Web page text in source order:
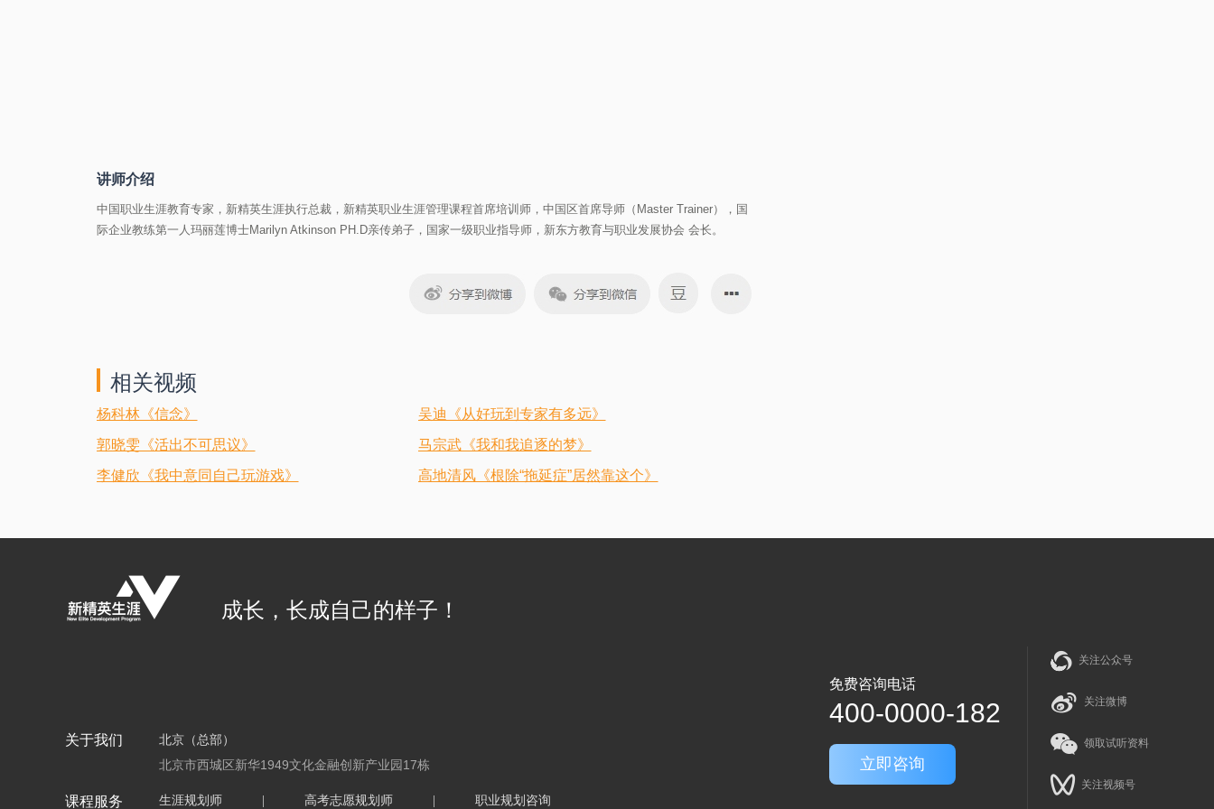
讲师介绍
中国职业生涯教育专家，新精英生涯执行总裁，新精英职业生涯管理课程首席培训师，中国区首席导师（Master Trainer），国
际企业教练第一人玛丽莲博士Marilyn Atkinson PH.D亲传弟子，国家一级职业指导师，新东方教育与职业发展协会 会长。
相关视频
杨科林《信念》
吴迪《从好玩到专家有多远》
郭晓雯《活出不可思议》
马宗武《我和我追逐的梦》
李健欣《我中意同自己玩游戏》
高地清风《根除“拖延症”居然靠这个》
成长，长成自己的样子！
关于我们
北京（总部）
北京市西城区新华1949文化金融创新产业园17栋
课程服务 生涯规划师 高考志愿规划师 职业规划咨询
免费咨询电话
400-0000-182
立即咨询
关注公众号
关注微博
领取试听资料
关注视频号